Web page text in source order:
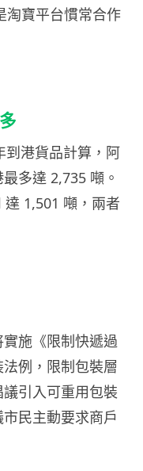
淘寶平台慣常合作
到港貨品計算，阿
多達 2,735 噸。
1,501 噸，兩者
施《限制快遞過
例，限制包裝層
引入可重用包裝
民主動要求商戶